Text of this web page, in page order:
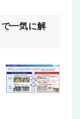
一気に解